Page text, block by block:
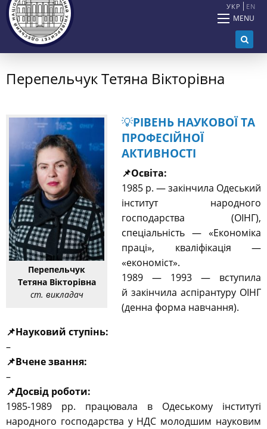
УКР EN
MENU
Перепельчук Тетяна Вікторівна
Перепельчук
Тетяна Вікторівна
ст. викладач
💡РІВЕНЬ НАУКОВОЇ ТА
ПРОФЕСІЙНОЇ
АКТИВНОСТІ
📌Освіта:
1985 р. — закінчила Одеський
інститут народного
господарства (ОІНГ),
спеціальність — «Економіка
праці», кваліфікація —
«економіст».
1989 — 1993 — вступила
й закінчила аспірантуру ОІНГ
(денна форма навчання).
📌Науковий ступінь:
–
📌Вчене звання:
–
📌Досвід роботи:
1985-1989 рр. працювала в Одеському інституті
народного господарства у НДС молодшим науковим